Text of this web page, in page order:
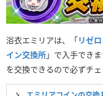
浴衣エミリアは、「リゼ
イン交換所」で入手でき
を交換できるので必ずチェ